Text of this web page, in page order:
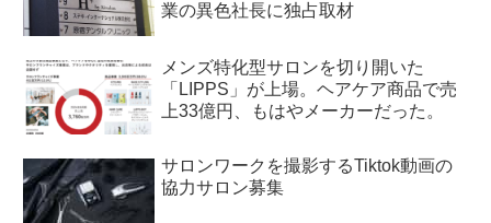
業の異色社長に独占取材
メンズ特化型サロンを切り開いた
「LIPPS」が上場。ヘアケア商品で売
上33億円、もはやメーカーだった。
サロンワークを撮影するTiktok動画の
協力サロン募集